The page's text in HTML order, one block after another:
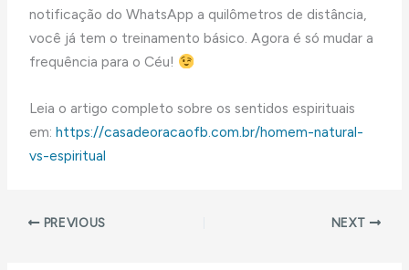
notificação do WhatsApp a quilômetros de distância,
você já tem o treinamento básico. Agora é só mudar a
frequência para o Céu!
Leia o artigo completo sobre os sentidos espirituais
em:https://casadeoracaofb.com.br/homem-natural-
vs-espiritual
PREVIOUS NEXT